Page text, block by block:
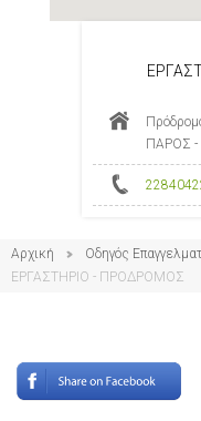
ΠΑΡΟΣ
Αρχική Οδηγός
ΕΡΓΑΣΤΗΡΙΟ - ΠΡΟΔΡΟΜΟΣ